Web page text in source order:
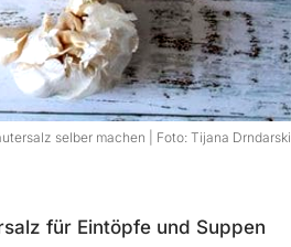
selber machen | Foto: Tijana Drndarski
für Eintöpfe und Suppen